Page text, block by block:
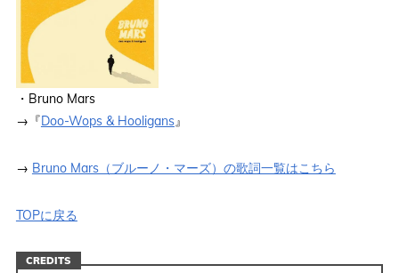
・Bruno Mars
→『Doo-Wops & Hooligans』
→ Bruno Mars（ブルーノ・マーズ）の歌詞一覧はこちら
TOPに戻る
CREDITS